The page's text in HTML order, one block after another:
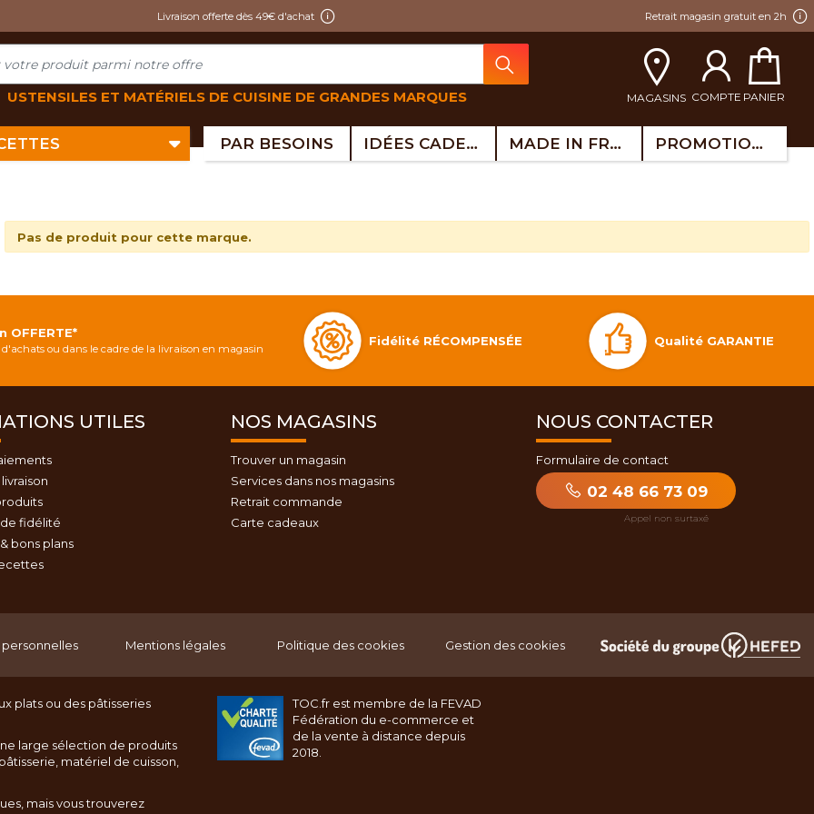
Livraison offerte dès 49€ d'achat Retrait magasin gratuit en 2h
USTENSILES ET MATÉRIELS DE CUISINE DE GRANDES MARQUES MAGASINS COMPTE PANIER
PAR BESOINS IDÉES CADEAUX MADE IN FRANCE PROMOTIONS
Pas de produit pour cette marque.
OFFERTE*
ou dans le cadre de la livraison en magasin
Fidélité RÉCOMPENSÉE Qualité GARANTIE
UTILES
fidélité
bons plans
NOS MAGASINS
Trouver un magasin
Services dans nos magasins
Retrait commande
Carte cadeaux
NOUS CONTACTER
Formulaire de contact
02 48 66 73 09
personnelles Mentions légales Politique des cookies Gestion des cookies
plats ou des pâtisseries
large sélection de produits
matériel de cuisson,
mais vous trouverez
TOC.fr est membre de la FEVAD
Fédération du e-commerce et
de la vente à distance depuis
2018.